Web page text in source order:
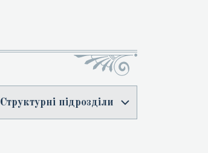
Структурні підрозділи